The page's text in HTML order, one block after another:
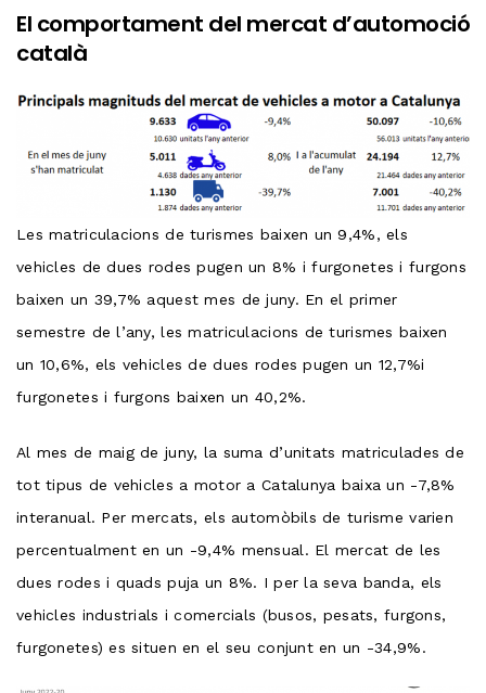
El comportament del mercat d’automoció
català
Les matriculacions de turismes baixen un 9,4%, els
vehicles de dues rodes pugen un 8% i furgonetes i furgons
baixen un 39,7% aquest mes de juny. En el primer
semestre de l’any, les matriculacions de turismes baixen
un 10,6%, els vehicles de dues rodes pugen un 12,7%i
furgonetes i furgons baixen un 40,2%.
Al mes de maig de juny, la suma d’unitats matriculades de
tot tipus de vehicles a motor a Catalunya baixa un -7,8%
interanual. Per mercats, els automòbils de turisme varien
percentualment en un -9,4% mensual. El mercat de les
dues rodes i quads puja un 8%. I per la seva banda, els
vehicles industrials i comercials (busos, pesats, furgons,
furgonetes) es situen en el seu conjunt en un -34,9%.